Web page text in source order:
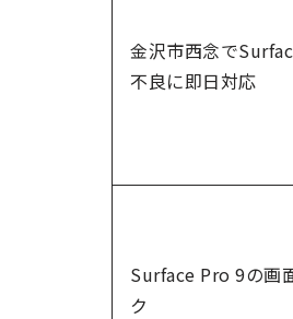
金沢市西念で
不良に即日対応
Surface Pro 9の画
ク